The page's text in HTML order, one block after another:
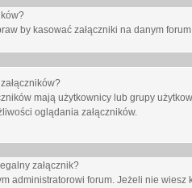
by kasować załączniki na danym
mają użytkownicy lub grupy
oglądania załączników.
załącznik?
administratorowi forum. Jeżeli nie